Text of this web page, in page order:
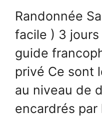
Randonnée
facile ) 3
guide
privé Ce sont
au niveau de
encardrés